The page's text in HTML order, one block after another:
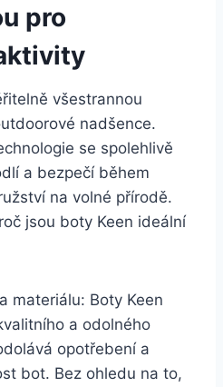
pro
všestrannou
nadšence.
se spolehlivě
a bezpečí během
na ​volné přírodě.
⁣jsou boty Keen ideální
materiálu: ⁤Boty Keen
a odolného
opotřebení a
bot. Bez ohledu na to,